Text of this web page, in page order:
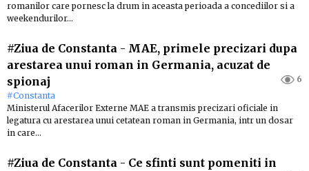
romanilor care pornesc la drum in aceasta perioada a concediilor si a
weekendurilor…
#Ziua de Constanta - MAE, primele precizari dupa
arestarea unui roman in Germania, acuzat de
spionaj
6
#Constanta
Ministerul Afacerilor Externe MAE a transmis precizari oficiale in
legatura cu arestarea unui cetatean roman in Germania, intr un dosar
in care…
#Ziua de Constanta - Ce sfinti sunt pomeniti in